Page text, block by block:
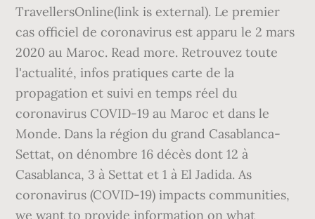
TravellersOnline(link is external). Le premier
cas officiel de coronavirus est apparu le 2 mars
2020 au Maroc. Read more. Retrouvez toute
l'actualité, infos pratiques carte de la
propagation et suivi en temps réel du
coronavirus COVID-19 au Maroc et dans le
Monde. Dans la région du grand Casablanca-
Settat, on dénombre 16 décès dont 12 à
Casablanca, 3 à Settat et 1 à El Jadida. As
coronavirus (COVID-19) impacts communities,
we want to provide information on what